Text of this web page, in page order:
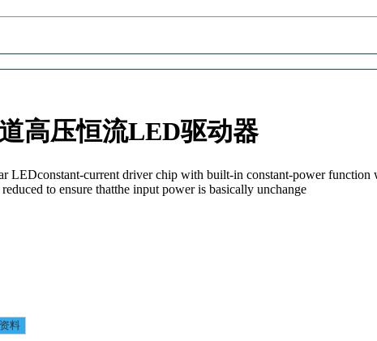
高压恒流LED驱动器
LEDconstant-current driver chip with built-in constant-power function
to ensure thatthe input power is basically unchange
料